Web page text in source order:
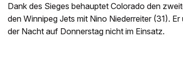
Dank des Sieges behauptet Colorado den
den Winnipeg Jets mit Nino Niederreiter (31).
der Nacht auf Donnerstag nicht im Einsatz.